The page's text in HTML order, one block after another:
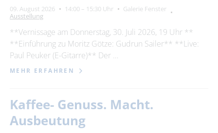
09. August 2026 14:00 – 15:30 Uhr
Galerie Fenster
Ausstellung
**Vernissage am Donnerstag, 30. Juli 2026, 19 Uhr **
**Einführung zu Moritz Götze: Gudrun Sailer** **Live:
Paul Peuker (E-Gitarre)** Der …
MEHR ERFAHREN
Kaffee- Genuss. Macht.
Ausbeutung